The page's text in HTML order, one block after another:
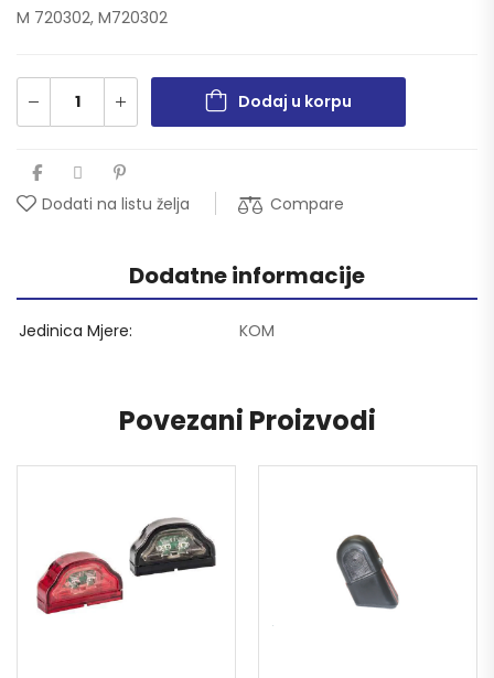
M 720302, M720302
Dodaj u korpu
Dodati na listu želja Compare
Dodatne informacije
Jedinica Mjere KOM
Povezani Proizvodi